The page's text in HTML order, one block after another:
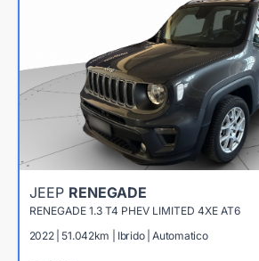
JEEP RENEGADE
RENEGADE 1.3 T4 PHEV LIMITED 4XE AT6
2022 | 51.042km | Ibrido | Automatico